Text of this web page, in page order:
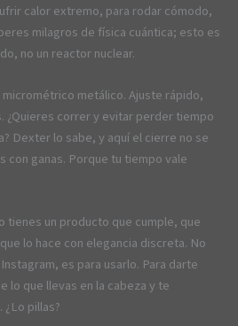
calor extremo, para rodar cómodo,
milagros de física cuántica; esto es
no un reactor nuclear.
metálico. Ajuste rápido,
¿Quieres correr y evitar perder tiempo
Dexter lo sabe, y aquí el cierre no se
con ganas. Porque tu tiempo vale
tienes un producto que cumple, que
lo hace con elegancia discreta. No
es para usarlo. Para darte
lo que llevas en la cabeza y te
pillas?